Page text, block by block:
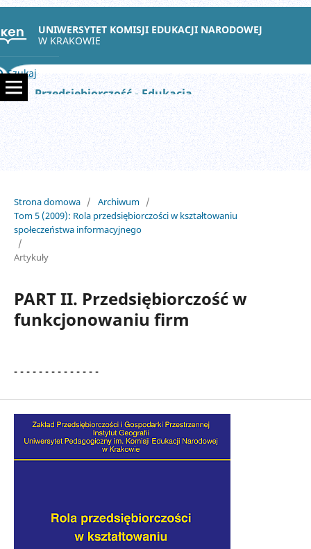
UNIWERSYTET KOMISJI EDUKACJI NARODOWEJ
W KRAKOWIE
Szukaj
Przedsiębiorczość - Edukacja
Strona domowa / Archiwum /
Tom 5 (2009): Rola przedsiębiorczości w kształtowaniu
społeczeństwa informacyjnego
/
Artykuły
PART II. Przedsiębiorczość w
funkcjonowaniu firm
- - - - - - - - - - - - - -